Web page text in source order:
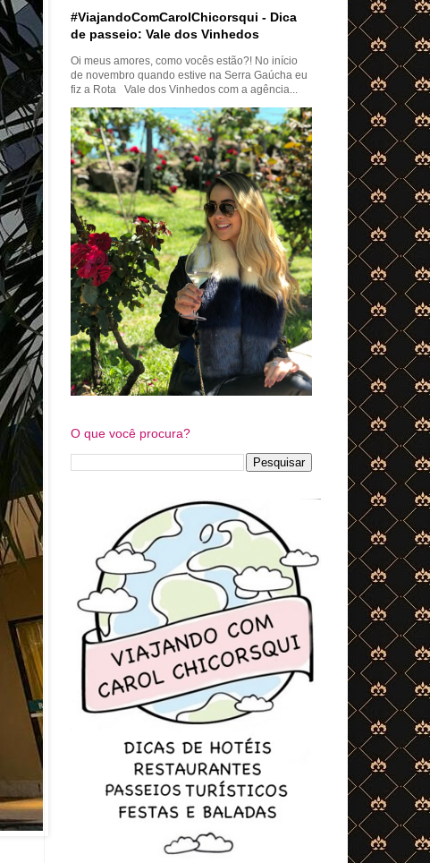
#ViajandoComCarolChicorsqui - Dica
de passeio: Vale dos Vinhedos
Oi meus amores, como vocês estão?! No início
de novembro quando estive na Serra Gaúcha eu
fiz a Rota Vale dos Vinhedos com a agência...
O que você procura?